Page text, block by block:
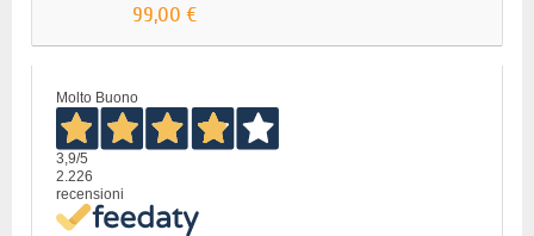
99,00 €
Molto Buono
3,9/5
2.226
recensioni